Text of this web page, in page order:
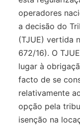
operadores
a decisão do
(TJUE) vertida
672/16). O
lugar à
facto de se
relativamente
opção pela
isenção na